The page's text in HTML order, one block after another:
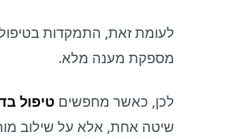
לעומת זאת, התמקדות
מספקת מענה מלא.
לכן, כאשר מחפשים טיפול
שיטה אחת, אלא על שילוב